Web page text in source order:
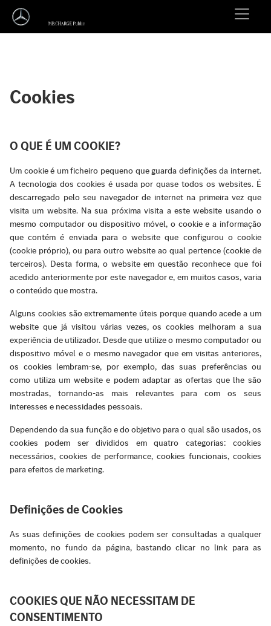
Cookies
O QUE É UM COOKIE?
Um cookie é um ficheiro pequeno que guarda definições da internet.
A tecnologia dos cookies é usada por quase todos os websites. É
descarregado pelo seu navegador de internet na primeira vez que
visita um website. Na sua próxima visita a este website usando o
mesmo computador ou dispositivo móvel, o cookie e a informação
que contém é enviada para o website que configurou o cookie
(cookie próprio), ou para outro website ao qual pertence (cookie de
terceiros). Desta forma, o website em questão reconhece que foi
acedido anteriormente por este navegador e, em muitos casos, varia
o conteúdo que mostra.
Alguns cookies são extremamente úteis porque quando acede a um
website que já visitou várias vezes, os cookies melhoram a sua
experiência de utilizador. Desde que utilize o mesmo computador ou
dispositivo móvel e o mesmo navegador que em visitas anteriores,
os cookies lembram-se, por exemplo, das suas preferências ou
como utiliza um website e podem adaptar as ofertas que lhe são
mostradas, tornando-as mais relevantes para com os seus
interesses e necessidades pessoais.
Dependendo da sua função e do objetivo para o qual são usados, os
cookies podem ser divididos em quatro categorias: cookies
necessários, cookies de performance, cookies funcionais, cookies
para efeitos de marketing.
Definições de Cookies
As suas definições de cookies podem ser consultadas a qualquer
momento, no fundo da página, bastando clicar no link para as
definições de cookies.
COOKIES QUE NÃO NECESSITAM DE
CONSENTIMENTO